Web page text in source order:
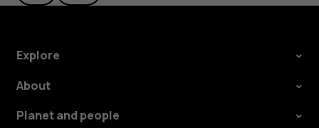
Explore
About
Planet and people